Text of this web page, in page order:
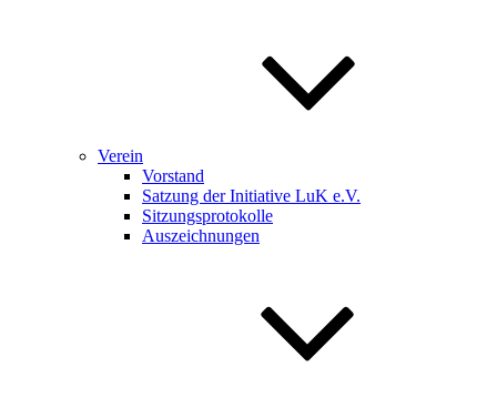
Verein
Vorstand
Satzung der Initiative LuK e.V.
Sitzungsprotokolle
Auszeichnungen